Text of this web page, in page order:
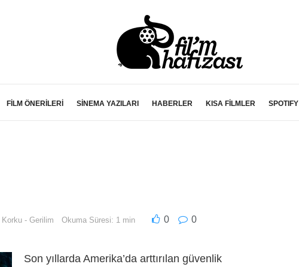
FİLM ÖNERİLERİ SİNEMA YAZILARI HABERLER KISA FİLMLER SPOTIFY
Korku - Gerilim Okuma Süresi: 1 min 0 0
Son yıllarda Amerika’da arttırılan güvenlik